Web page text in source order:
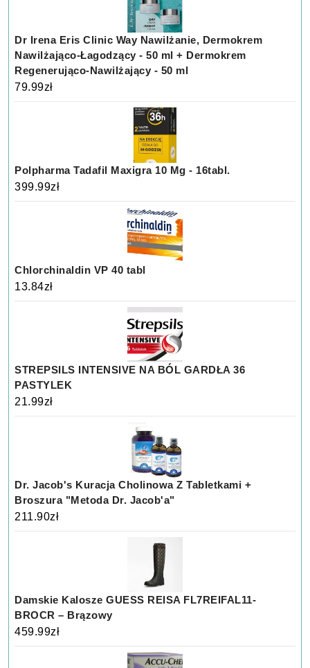
Dr Irena Eris Clinic Way Nawilżanie, Dermokrem
Nawilżająco-Łagodzący - 50 ml + Dermokrem
Regenerująco-Nawilżający - 50 ml
79.99zł
Polpharma Tadafil Maxigra 10 Mg - 16tabl.
399.99zł
Chlorchinaldin VP 40 tabl
13.84zł
STREPSILS INTENSIVE NA BÓL GARDŁA 36
PASTYLEK
21.99zł
Dr. Jacob's Kuracja Cholinowa Z Tabletkami +
Broszura "Metoda Dr. Jacob'a"
211.90zł
Damskie Kalosze GUESS REISA FL7REIFAL11-
BROCR – Brązowy
459.99zł